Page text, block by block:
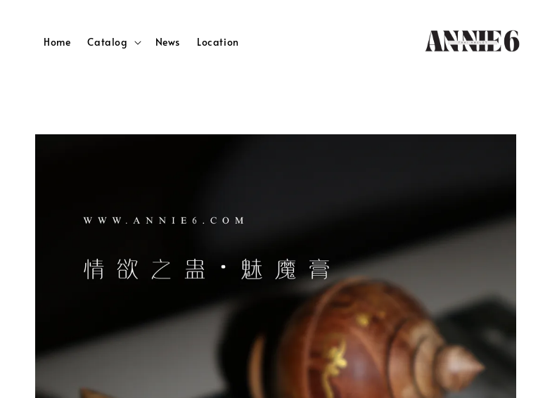
Home Catalog News Location